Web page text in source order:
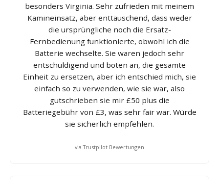
besonders Virginia. Sehr zufrieden mit meinem
Kamineinsatz, aber enttäuschend, dass weder
die ursprüngliche noch die Ersatz-
Fernbedienung funktionierte, obwohl ich die
Batterie wechselte. Sie waren jedoch sehr
entschuldigend und boten an, die gesamte
Einheit zu ersetzen, aber ich entschied mich, sie
einfach so zu verwenden, wie sie war, also
gutschrieben sie mir £50 plus die
Batteriegebühr von £3, was sehr fair war. Würde
sie sicherlich empfehlen.
via Trustpilot Bewertungen